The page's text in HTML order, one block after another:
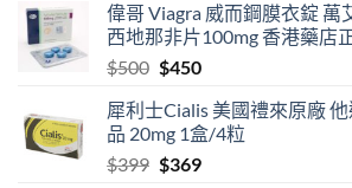
偉哥 Viagra 威而鋼膜衣錠 萬
西地那非片100mg 香港藥店
$500 Original
was:
$500.
$450Current
is:
$450.
犀利士Cialis 美國禮來原廠
品 20mg 1盒/4粒
$399 Original
$369Current